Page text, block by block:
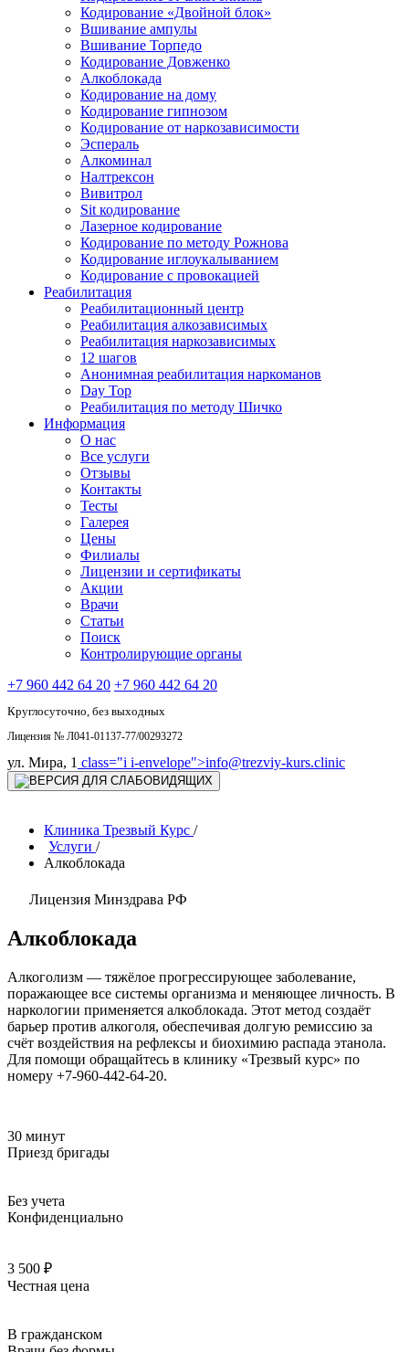
Кодирование «Двойной блок»
Вшивание ампулы
Вшивание Торпедо
Кодирование Довженко
Алкоблокада
Кодирование на дому
Кодирование гипнозом
Кодирование от наркозависимости
Эспераль
Алкоминал
Налтрексон
Вивитрол
Sit кодирование
Лазерное кодирование
Кодирование по методу Рожнова
Кодирование иглоукалыванием
Кодирование с провокацией
Реабилитация
Реабилитационный центр
Реабилитация алкозависимых
Реабилитация наркозависимых
12 шагов
Анонимная реабилитация наркоманов
Day Top
Реабилитация по методу Шичко
Информация
О нас
Все услуги
Отзывы
Контакты
Тесты
Галерея
Цены
Филиалы
Лицензии и сертификаты
Акции
Врачи
Статьи
Поиск
Контролирующие органы
+7 960 442 64 20 +7 960 442 64 20
Круглосуточно, без выходных
Лицензия № Л041-01137-77/00293272
ул. Мира, 1 class="i i-envelope">info@trezviy-kurs.clinic
Клиника Трезвый Курс /
Услуги /
Алкоблокада
Лицензия Минздрава РФ
Алкоблокада
Алкоголизм — тяжёлое прогрессирующее заболевание,
поражающее все системы организма и меняющее личность. В
наркологии применяется алкоблокада. Этот метод создаёт
барьер против алкоголя, обеспечивая долгую ремиссию за
счёт воздействия на рефлексы и биохимию распада этанола.
Для помощи обращайтесь в клинику «Трезвый курс» по
номеру +7-960-442-64-20.
30 минут
Приезд бригады
Без учета
Конфиденциально
3 500 ₽
Честная цена
В гражданском